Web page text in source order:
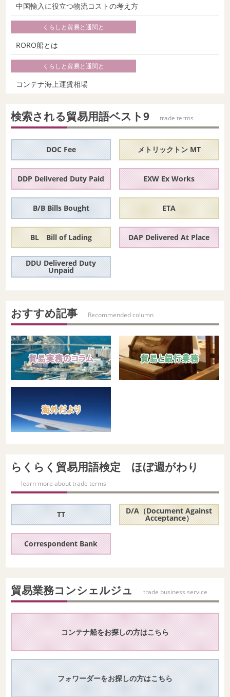
中国輸入に役立つ物流コストの考え方
くらしと貿易と通関と
RORO船とは
くらしと貿易と通関と
コンテナ海上運賃相場
コンテナ船とは
国際物流とは
くらしと貿易と通関と
乙仲（おつなか）とは？ 通関業者とフォワーダーとの違いを
徹底比較
貿易と銀行実務
貿易と銀行実務
検索される貿易用語ベスト9 trade terms
DOC Fee メトリックトン MT
DDP Delivered Duty Paid EXW Ex Works
B/B Bills Bought ETA
BL Bill of Lading DAP Delivered At Place
DDU Delivered Duty
Unpaid
おすすめ記事 Recommended column
らくらく貿易用語検定 ほぼ週がわり
learn more about trade terms
TT D/A（Document Against
Acceptance）
Correspondent Bank
貿易業務コンシェルジュ trade business service
コンテナ船をお探しの方はこちら
フォワーダーをお探しの方はこちら